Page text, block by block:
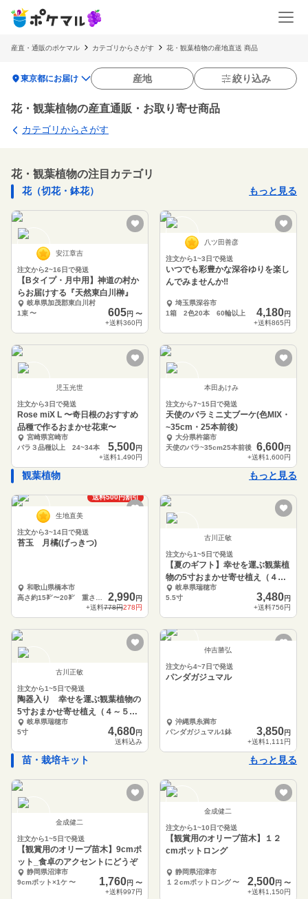
産直・通販のポケマル カテゴリからさがす 花・観葉植物の産地直送 商品
location_on東京都にお届け 産地 絞り込み
花・観葉植物の産直通販・お取り寄せ商品
カテゴリからさがす
花・観葉植物の注目カテゴリ
花（切花・鉢花） もっと見る
安江章吉
注文から2~16日で発送
【Bタイプ・月中用】神道の村か
らお届けする『天然東白川榊』
岐阜県加茂郡東白川村
1束〜 605円 〜
+送料360円
八ツ田善彦
注文から1~3日で発送
いつでも彩豊かな深谷ゆりを楽し
んでみませんか‼︎
埼玉県深谷市
1箱 2色20本 60輪以上
4,180円
+送料865円
児玉光世
注文から3日で発送
Rose miX L 〜奇日根のおすすめ
品種で作るおまかせ花束〜
宮崎県宮崎市
バラ３品種以上 24~34本
5,500円
+送料1,490円
本田あけみ
注文から7~15日で発送
天使のバラミニ丈ブーケ(色MIX・
~35cm・25本前後)
大分県杵築市
天使のバラ~35cm25本前後
6,600円
+送料1,600円
観葉植物 もっと見る
送料500円割引
生地直美
注文から3~14日で発送
苔玉 月橘(げっきつ)
和歌山県橋本市
2,990円
+送料778円278円
古川正敏
注文から1~5日で発送
【夏のギフト】幸せを運ぶ観葉植
物の5寸おまかせ寄せ植え（４～
５品種）
岐阜県瑞穂市
5.5寸
3,480円
+送料756円
古川正敏
注文から1~5日で発送
陶器入り 幸せを運ぶ観葉植物の
5寸おまかせ寄せ植え（４～５品
種）岐阜県瑞穂市
5寸
4,680円
送料込み
仲吉勝弘
注文から4~7日で発送
パンダガジュマル
沖縄県糸満市
パンダガジュマル1鉢
3,850円
+送料1,111円
苗・栽培キット もっと見る
金成健二
注文から1~5日で発送
【観賞用のオリーブ苗木】9cmポ
ット_食卓のアクセントにどうぞ
静岡県沼津市
9cmポット×1ケ〜 1,760円 〜
+送料997円
金成健二
注文から1~10日で発送
【観賞用のオリーブ苗木】１２
cmポットロング
静岡県沼津市
１２cmポットロング〜 2,500円 〜
+送料1,150円